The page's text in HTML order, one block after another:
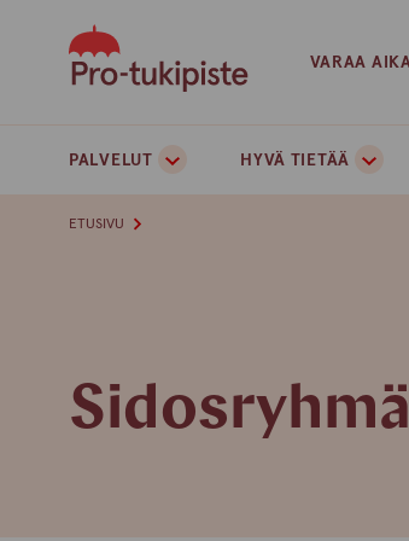
VARAA
PALVELUT HYVÄ TIETÄÄ
ETUSIVU